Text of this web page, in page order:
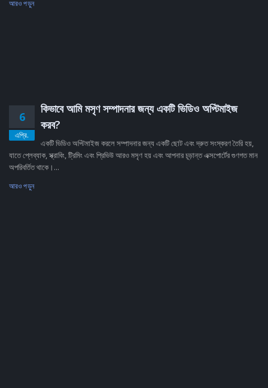
আরও পড়ুন
6
এপ্রি.
কিভাবে আমি মসৃণ সম্পাদনার জন্য একটি ভিডিও অপ্টিমাইজ
করব?
একটি ভিডিও অপ্টিমাইজ করলে সম্পাদনার জন্য একটি ছোট এবং দ্রুত সংস্করণ তৈরি হয়,
যাতে প্লেব্যাক, স্ক্রাবিং, ট্রিমিং এবং প্রিভিউ আরও মসৃণ হয় এবং আপনার চূড়ান্ত এক্সপোর্টের গুণগত মান
অপরিবর্তিত থাকে।...
আরও পড়ুন